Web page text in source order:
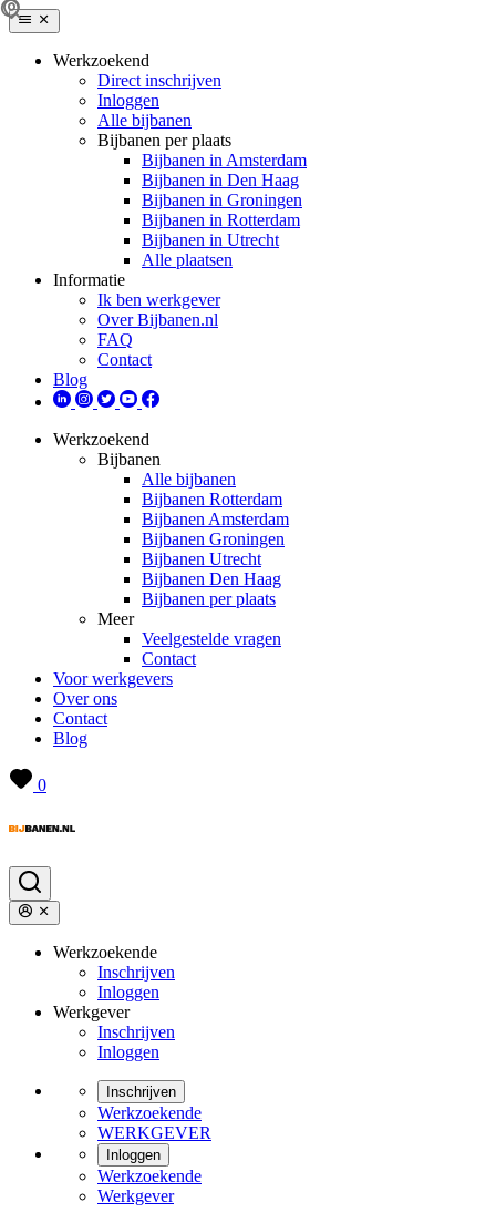
Werkzoekend
Direct inschrijven
Inloggen
Alle bijbanen
Bijbanen per plaats
Bijbanen in Amsterdam
Bijbanen in Den Haag
Bijbanen in Groningen
Bijbanen in Rotterdam
Bijbanen in Utrecht
Alle plaatsen
Informatie
Ik ben werkgever
Over Bijbanen.nl
FAQ
Contact
Blog
Werkzoekend
Bijbanen
Alle bijbanen
Bijbanen Rotterdam
Bijbanen Amsterdam
Bijbanen Groningen
Bijbanen Utrecht
Bijbanen Den Haag
Bijbanen per plaats
Meer
Veelgestelde vragen
Contact
Voor werkgevers
Over ons
Contact
Blog
0
Werkzoekende
Inschrijven
Inloggen
Werkgever
Inschrijven
Inloggen
Inschrijven
Werkzoekende
WERKGEVER
Inloggen
Werkzoekende
Werkgever